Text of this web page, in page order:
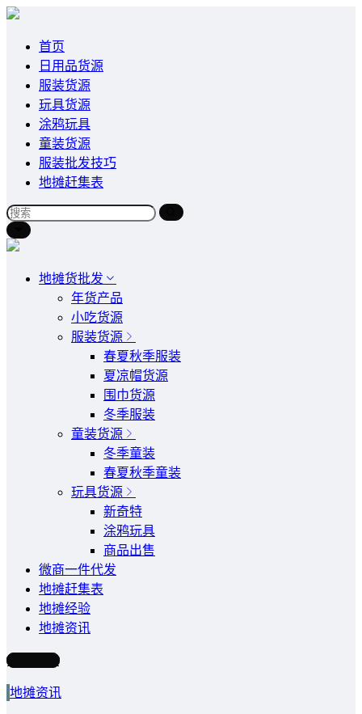
首页
日用品货源
服装货源
玩具货源
涂鸦玩具
童装货源
服装批发技巧
地摊赶集表
地摊货批发
年货产品
小吃货源
服装货源
春夏秋季服装
夏凉帽货源
围巾货源
冬季服装
童装货源
冬季童装
春夏秋季童装
玩具货源
新奇特
涂鸦玩具
商品出售
微商一件代发
地摊赶集表
地摊经验
地摊资讯
写文章
地摊资讯